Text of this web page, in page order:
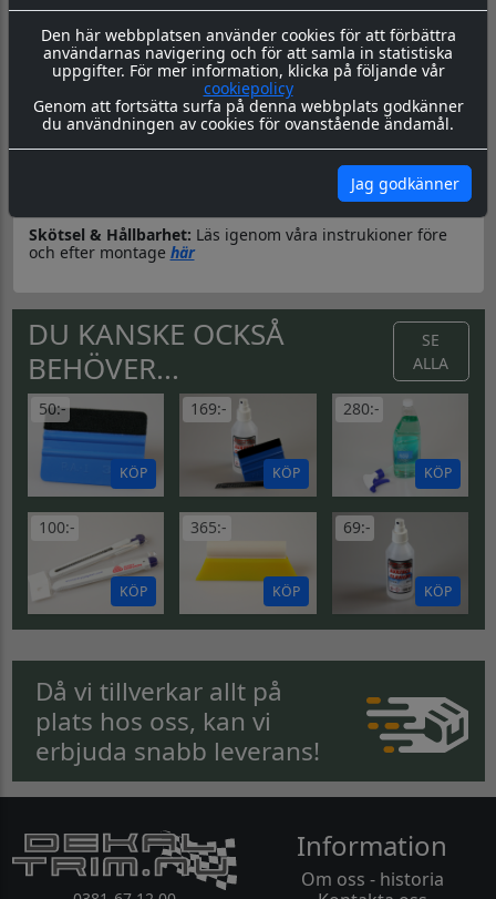
Den här webbplatsen använder cookies för att förbättra
användarnas navigering och för att samla in statistiska
uppgifter. För mer information, klicka på följande vår
cookiepolicy
Genom att fortsätta surfa på denna webbplats godkänner
du användningen av cookies för ovanstående ändamål.
Jag godkänner
Datorskuren dekal / logo
Material & Tillverkning:Dessa dekaler skärs ut i en 8-årig
genomfärgad kvalitetsfolie, som fäster på de flesta plana
ytor.
Leverans:Dekalen levereras redo för montage med
appliceringstape över som håller ihop dekalen, och
underlättar monteringen. Appliceringstapen tas bort efter
montering, och kvar sitter då endast dekalen.
här
Skötsel & Hållbarhet: Läs igenom våra instrukioner före
och efter montage här
DU KANSKE OCKSÅ
BEHÖVER...
SE
ALLA
50:-
KÖP
169:-
KÖP
280:-
KÖP
100:-
KÖP
365:-
KÖP
69:-
KÖP
Då vi tillverkar allt på
plats hos oss, kan vi
erbjuda snabb leverans!
Information
Om oss - historia